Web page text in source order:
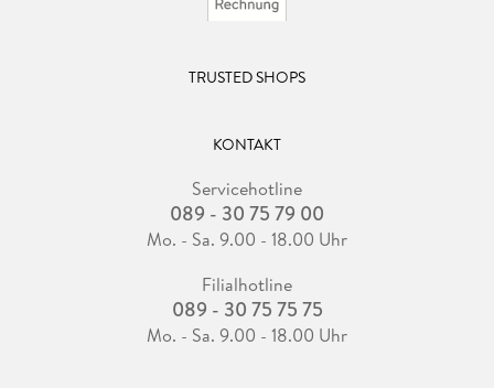
TRUSTED SHOPS
KONTAKT
Servicehotline
089 - 30 75 79 00
Mo. - Sa. 9.00 - 18.00 Uhr
Filialhotline
089 - 30 75 75 75
Mo. - Sa. 9.00 - 18.00 Uhr